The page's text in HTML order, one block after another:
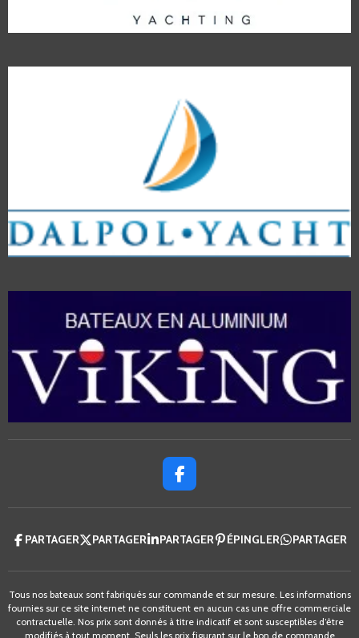
F
A
C
B
O
PARTAGER PARTAGER PARTAGER ÉPINGLER PARTAGER
Tous nos bateaux sont fabriqués sur commande et sur mesure. Les informations
fournies sur ce site internet ne constituent en aucun cas une offre commerciale
contractuelle. Nos prix sont donnés à titre indicatif et sont susceptibles d’être